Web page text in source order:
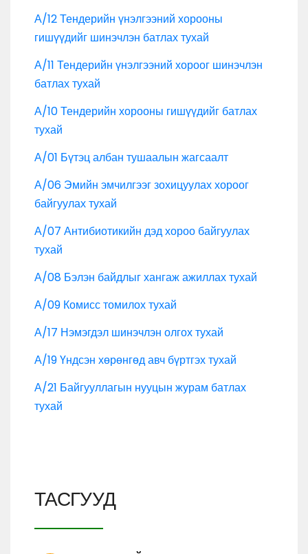
А/12 Тендерийн үнэлгээний хорооны
гишүүдийг шинэчлэн батлах тухай
А/11 Тендерийн үнэлгээний хороог шинэчлэн
батлах тухай
А/10 Тендерийн хорооны гишүүдийг батлах
тухай
А/01 Бүтэц албан тушаалын жагсаалт
А/06 Эмийн эмчилгээг зохицуулах хороог
байгуулах тухай
А/07 Антибиотикийн дэд хороо байгуулах
тухай
А/08 Бэлэн байдлыг хангаж ажиллах тухай
А/09 Комисс томилох тухай
А/17 Нэмэгдэл шинэчлэн олгох тухай
А/19 Үндсэн хөрөнгөд авч бүртгэх тухай
А/21 Байгууллагын нууцын журам батлах
тухай
ТАСГУУД